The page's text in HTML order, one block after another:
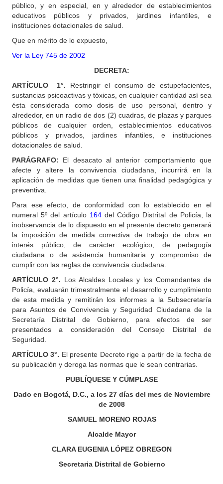
público, y en especial, en y alrededor de establecimientos
educativos públicos y privados, jardines infantiles, e
instituciones dotacionales de salud.
Que en mérito de lo expuesto,
Ver la Ley 745 de 2002
DECRETA:
ARTÍCULO
1°. Restringir el consumo de estupefacientes,
sustancias psicoactivas y tóxicas, en cualquier cantidad así sea
ésta considerada como dosis de uso personal, dentro y
alrededor, en un radio de dos (2) cuadras, de plazas y parques
públicos de cualquier orden, establecimientos educativos
públicos y privados, jardines infantiles, e instituciones
dotacionales de salud.
PARÁGRAFO: El desacato al anterior comportamiento que
afecte y altere la convivencia ciudadana, incurrirá en la
aplicación de medidas que tienen una finalidad pedagógica y
preventiva.
Para ese efecto, de conformidad con lo establecido en el
numeral 5º del artículo 164del Código Distrital de Policía, la
inobservancia de lo dispuesto en el presente decreto generará
la imposición de medida correctiva de trabajo de obra en
interés público, de carácter ecológico, de pedagogía
ciudadana o de asistencia humanitaria y compromiso de
cumplir con las reglas de convivencia ciudadana.
ARTÍCULO 2°. Los Alcaldes Locales y los Comandantes de
Policía, evaluarán trimestralmente el desarrollo y cumplimiento
de esta medida y remitirán los informes a la Subsecretaría
para Asuntos de Convivencia y Seguridad Ciudadana de la
Secretaría Distrital de Gobierno, para efectos de ser
presentados a consideración del Consejo Distrital de
Seguridad.
ARTÍCULO 3°. El presente Decreto rige a partir de la fecha de
su publicación y deroga las normas que le sean contrarias.
PUBLÍQUESE Y CÚMPLASE
Dado en Bogotá, D.C., a los 27 días del mes de Noviembre
de 2008
SAMUEL MORENO ROJAS
Alcalde Mayor
CLARA EUGENIA LÓPEZ OBREGON
Secretaria Distrital de Gobierno